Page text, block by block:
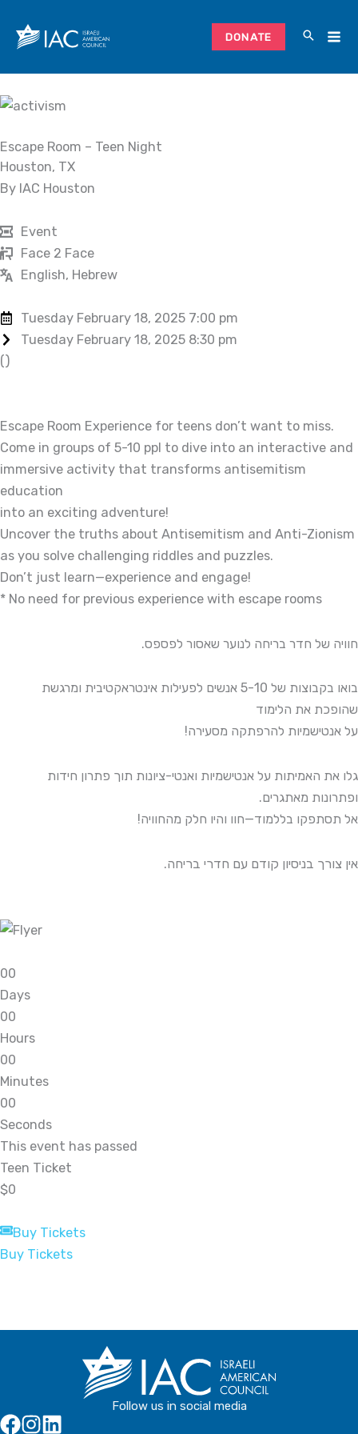
content
DONATE
Escape Room – Teen Night
Houston, TX
By IAC Houston
Event
Face 2 Face
English, Hebrew
Tuesday February 18, 2025 7:00 pm
Tuesday February 18, 2025 8:30 pm
()
Escape Room Experience for teens don’t want to miss.
Come in groups of 5-10 ppl to dive into an interactive and
immersive activity that transforms antisemitism
education
into an exciting adventure!
Uncover the truths about Antisemitism and Anti-Zionism
as you solve challenging riddles and puzzles.
Don’t just learn—experience and engage!
* No need for previous experience with escape rooms
חוויה של חדר בריחה לנוער שאסור לפספס.
בואו בקבוצות של 5-10 אנשים לפעילות אינטראקטיבית ומרגשת
שהופכת את הלימוד
על אנטישמיות להרפתקה מסעירה!
גלו את האמיתות על אנטישמיות ואנטי-ציונות תוך פתרון חידות
ופתרונות מאתגרים.
אל תסתפקו בללמוד—חוו והיו חלק מהחוויה!
אין צורך בניסיון קודם עם חדרי בריחה.
00
Days
00
Hours
00
Minutes
00
Seconds
This event has passed
Teen Ticket
$0
Buy Tickets
Buy Tickets
Follow us in social media